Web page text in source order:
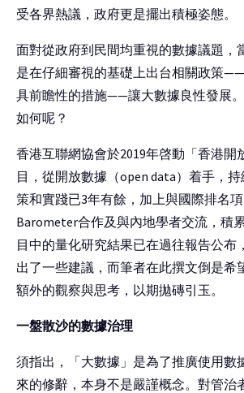
受各界熱議，政府更是擺出積極姿態。
面對從政府到民間均重視的數據議題，
是在仔細審視的基礎上出台相關政策
具前瞻性的措施——讓大數據良性發展
如何呢？
香港互聯網協會於2019年啓動「香港開
目，從開放數據（open data）着手，
策和實踐已3年有餘，加上與國際排名
Barometer合作及與內地學者交流，積
目中的量化研究結果已在過往報告公布
出了一些建議，而筆者在此撰文倒是希
額外的觀察與思考，以期拋磚引玉。
一盤散沙的數據治理
須指出，「大數據」是為了推廣使用數
來的修辭，本身不是嚴謹概念。對管治